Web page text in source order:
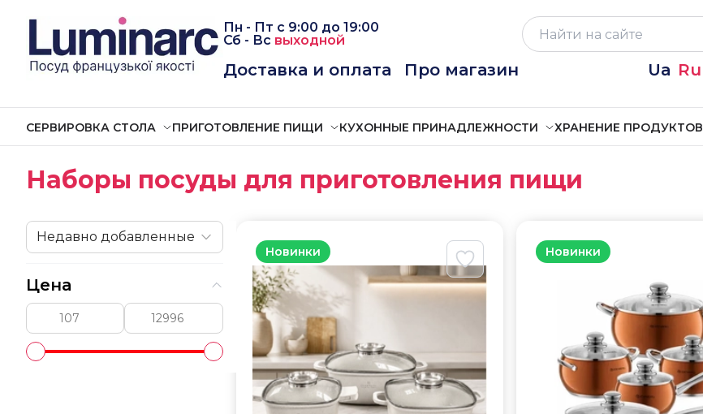
Пн - Пт с 9:00 до 19:00
Сб - Вс выходной
Доставка и оплата
Про магазин Ua Ru
СЕРВИРОВКА СТОЛА ПРИГОТОВЛЕНИЕ ПИЩИ КУХОННЫЕ ПРИНАДЛЕЖНОСТИ ХРАНЕНИЕ ПРОДУКТОВ
Наборы посуды для приготовления пищи
Недавно добавленные
Цена
Новинки Новинки